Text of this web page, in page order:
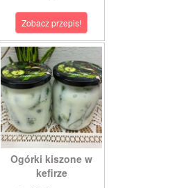
Zobacz przepis!
Ogórki kiszone w
kefirze